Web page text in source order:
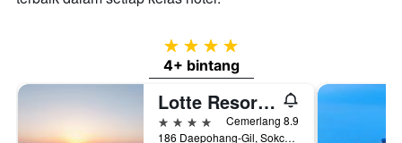
4 bintang
4+ bintang
Lotte Resort Sokcho
4 bintang
Cemerlang 8.9
186 Daepohang-Gil, Sokcho, Korea Selatan